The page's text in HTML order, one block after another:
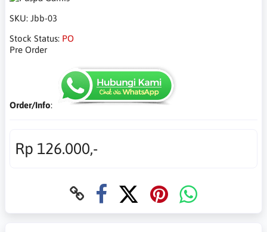
SKU: Jbb-03
Stock Status: PO
Pre Order
Order/Info:
Rp 126.000,-